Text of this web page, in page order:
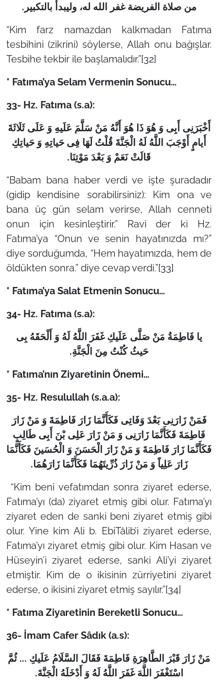
من صلاة الفريضة غفر الله له، وليبدأ بالتكبير.
“Kim farz namazdan kalkmadan Fatıma
tesbihini (zikrini) söylerse, Allah onu bağışlar.
Tesbihe tekbir ile başlamalıdır.”[32]
* Fatıma’ya Selam Vermenin Sonucu…
33- Hz. Fatıma (s.a):
أَخْبَرَنِی أَبِی وَ هُوَ ذَا هُوَ أَنَّهُ مَنْ سَلَّمَ عَلَیهِ وَ عَلَی ثَلَاثَةَ
أَیامٍ أَوْجَبَ اللَّهُ لَهُ الْجَنَّةَ قُلْتُ لَهَا فِی حَیاتِهِ وَ حَیاتِكِ
قَالَتْ نَعَمْ وَ بَعْدَ مَوْتِنَا.
“Babam bana haber verdi ve işte şuradadır
(gidip kendisine sorabilirsiniz): Kim ona ve
bana üç gün selam verirse, Allah cenneti
onun için kesinleştirir.” Ravi der ki Hz.
Fatıma’ya “Onun ve senin hayatınızda mı?”
diye sorduğumda, “Hem hayatımızda, hem de
öldükten sonra.” diye cevap verdi.”[33]
* Fatıma’ya Salat Etmenin Sonucu…
34- Hz. Fatıma (s.a):
یا فَاطِمَةُ مَنْ صَلَّى عَلَیكِ غَفَرَ اللَّهُ لَهُ وَ أَلْحَقَهُ بِی
حَیثُ كُنْتُ مِنَ الْجَنَّةِ.
* Fatıma’nın Ziyaretinin Önemi…
35- Hz. Resulullah (s.a.a):
فَمَنْ زَارَنِی بَعْدَ وَفَاتِی فَكَأَنَّمَا زَارَ فَاطِمَةَ وَ مَنْ زَارَ
فَاطِمَةَ فَكَأَنَّمَا زَارَنِی وَ مَنْ زَارَ عَلِی بْنَ أَبِی طَالِبٍ
فَكَأَنَّمَا زَارَ فَاطِمَةَ وَ مَنْ زَارَ الْحَسَنَ وَ الْحُسَینَ فَكَأَنَّمَا
زَارَ عَلِیاً وَ مَنْ زَارَ ذُرِّیتَهُمَا فَكَأَنَّمَا زَارَهُمَا.
“Kim beni vefatımdan sonra ziyaret ederse,
Fatıma’yı (da) ziyaret etmiş gibi olur. Fatıma’yı
ziyaret eden de sanki beni ziyaret etmiş gibi
olur. Yine kim Ali b. EbiTâlib’i ziyaret ederse,
Fatıma’yı ziyaret etmiş gibi olur. Kim Hasan ve
Hüseyin’i ziyaret ederse, sanki Ali’yi ziyaret
etmiştir. Kim de o ikisinin zürriyetini ziyaret
ederse, o ikisini ziyaret etmiş sayılır.”[34]
* Fatıma Ziyaretinin Bereketli Sonucu…
36- İmam Cafer Sâdık (a.s):
مَنْ زَارَ قَبْرَ الطَّاهِرَةِ فَاطِمَةَ فَقَالَ السَّلَامُ عَلَیكِ ... ثُمَّ
اسْتَغْفَرَ اللَّهَ غَفَرَ اللَّهُ لَهُ وَ أَدْخَلَهُ الْجَنَّةَ.